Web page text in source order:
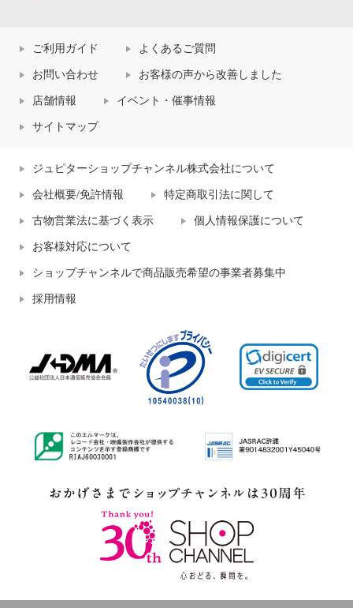
ご利用ガイド よくあるご質問
お問い合わせ お客様の声から改善しました
店舗情報 イベント・催事情報
サイトマップ
ジュピターショップチャンネル株式会社について
会社概要/免許情報 特定商取引法に関して
古物営業法に基づく表示 個人情報保護について
お客様対応について
ショップチャンネルで商品販売希望の事業者募集中
採用情報